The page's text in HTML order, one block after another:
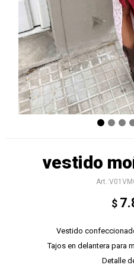
vestido
$
Vestido
Tajos en delantera para
Detalle